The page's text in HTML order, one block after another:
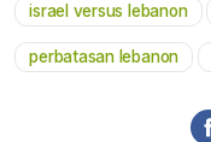
israel versus lebanon
perbatasan lebanon